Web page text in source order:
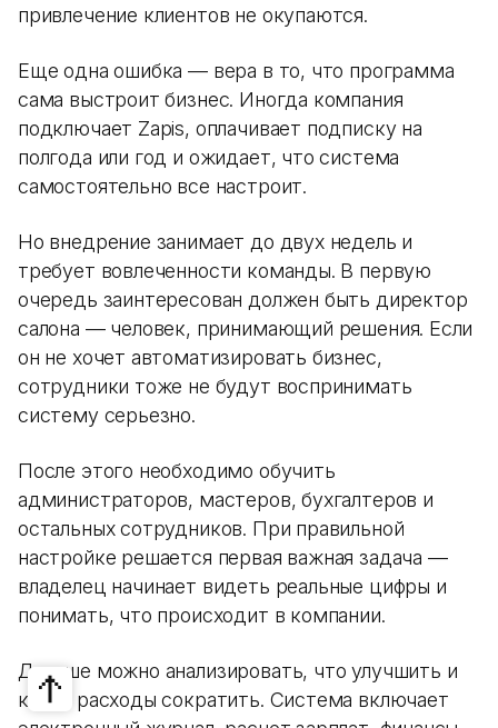
привлечение клиентов не окупаются.
Еще одна ошибка — вера в то, что программа
сама выстроит бизнес. Иногда компания
подключает Zapis, оплачивает подписку на
полгода или год и ожидает, что система
самостоятельно все настроит.
Но внедрение занимает до двух недель и
требует вовлеченности команды. В первую
очередь заинтересован должен быть директор
салона — человек, принимающий решения. Если
он не хочет автоматизировать бизнес,
сотрудники тоже не будут воспринимать
систему серьезно.
После этого необходимо обучить
администраторов, мастеров, бухгалтеров и
остальных сотрудников. При правильной
настройке решается первая важная задача —
владелец начинает видеть реальные цифры и
понимать, что происходит в компании.
Дальше можно анализировать, что улучшить и
какие расходы сократить. Система включает